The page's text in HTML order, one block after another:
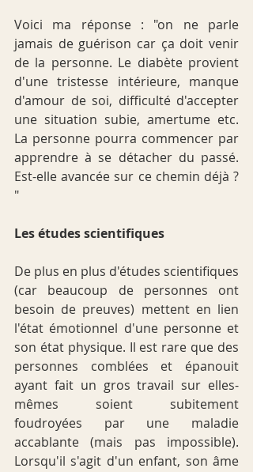
Voici ma réponse : "on ne parle
jamais de guérison car ça doit venir
de la personne. Le diabète provient
d'une tristesse intérieure, manque
d'amour de soi, difficulté d'accepter
une situation subie, amertume etc.
La personne pourra commencer par
apprendre à se détacher du passé.
Est-elle avancée sur ce chemin déjà ?
"
Les études scientifiques
De plus en plus d'études scientifiques
(car beaucoup de personnes ont
besoin de preuves) mettent en lien
l'état émotionnel d'une personne et
son état physique. Il est rare que des
personnes comblées et épanouit
ayant fait un gros travail sur elles-
mêmes soient subitement
foudroyées par une maladie
accablante (mais pas impossible).
Lorsqu'il s'agit d'un enfant, son âme